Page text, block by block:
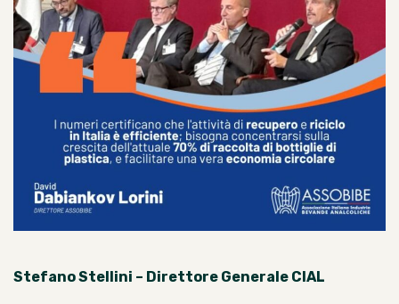
Stefano Stellini – Direttore Generale CIAL